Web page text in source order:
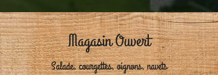
Magasin Ouvert
Salade, courgettes, oignons, navets